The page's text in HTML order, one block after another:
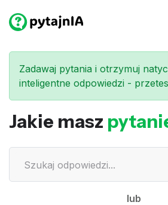
Zadawaj pytania i otrzymuj
inteligentne odpowiedzi -
Jakie masz
lub